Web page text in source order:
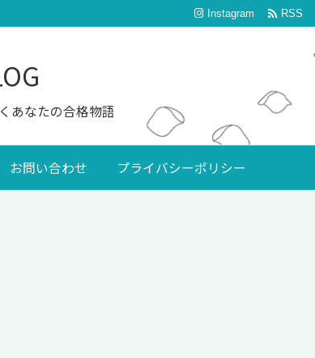
あなたの合格物語
お問い合わせ プライバシーポリシー
Instagram  RSS